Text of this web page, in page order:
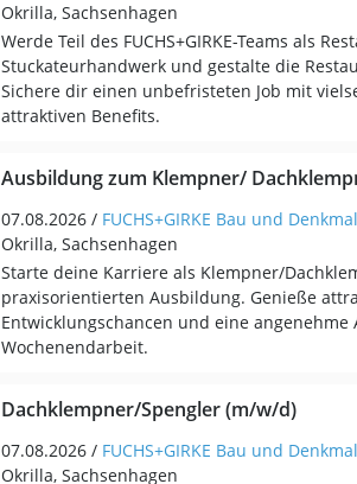
Okrilla, Sachsenhagen
Werde Teil des FUCHS+GIRKE-Teams als
Stuckateurhandwerk und gestalte die
Sichere dir einen unbefristeten Job mit
attraktiven Benefits.
Ausbildung zum Klempner/
07.08.2026 / FUCHS+GIRKE Bau und
Okrilla, Sachsenhagen
Starte deine Karriere als Klempner/
praxisorientierten Ausbildung. Genieße
Entwicklungschancen und eine
Wochenendarbeit.
Dachklempner/Spengler (m/w/d)
07.08.2026 / FUCHS+GIRKE Bau und
Okrilla, Sachsenhagen